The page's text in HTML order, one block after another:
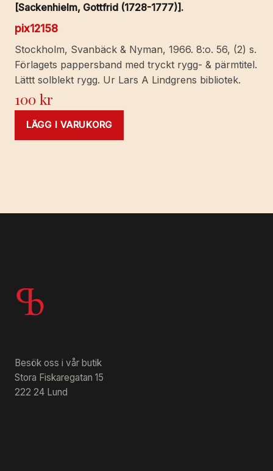
[Sackenhielm, Gottfrid (1728-1777)].
pix12158
Stockholm, Svanbäck & Nyman, 1966. 8:o. 56, (2) s.
Förlagets pappersband med tryckt rygg- & pärmtitel.
Lättt solblekt rygg. Ur Lars A Lindgrens bibliotek.
100kr
LÄGG I VARUKORG
Besök oss i vår butik
Stora Fiskaregatan 15
222 24 Lund